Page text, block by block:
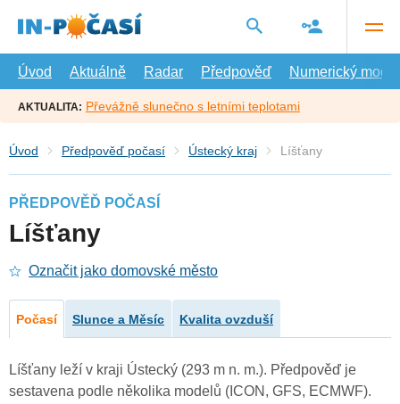
hlavní
Úvod
Aktuálně Radar Předpověď Numerický model
AKTUALITA: Převážně slunečno s letními teplotami
Úvod Předpověď počasí Ústecký kraj Líšťany
PŘEDPOVĚĎ POČASÍ
Líšťany
Označit jako domovské město
Počasí Slunce a Měsíc Kvalita ovzduší
Líšťany leží v kraji Ústecký (293 m n. m.). Předpověď je
sestavena podle několika modelů (ICON, GFS, ECMWF).